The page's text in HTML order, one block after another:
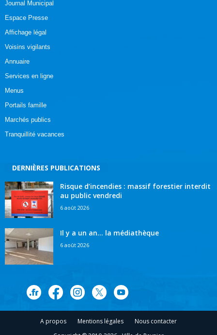
Journal Municipal
Espace Presse
Affichage légal
Voisins vigilants
Annuaire
Services en ligne
Menus
Portails famille
Marchés publics
Tranquillité vacances
DERNIÈRES PUBLICATIONS
Risque d’incendies : massif forestier interdit
au public vendredi
6 août 2026
Il y a un an… la médiathèque
6 août 2026
A propos Mentions légales
Nous contacter